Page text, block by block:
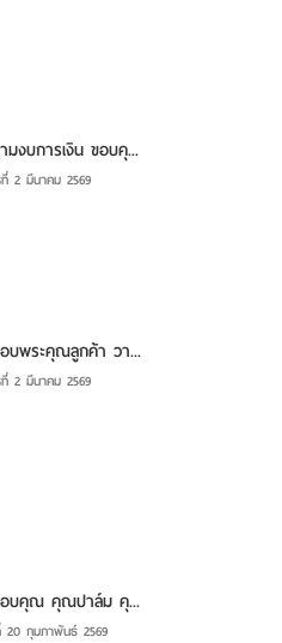
มงบการเงิน ขอบคุ...
2 มีนาคม 2569
บพระคุณลูกค้า วา...
2 มีนาคม 2569
บคุณ คุณปาล์ม คุ...
20 กุมภาพันธ์ 2569